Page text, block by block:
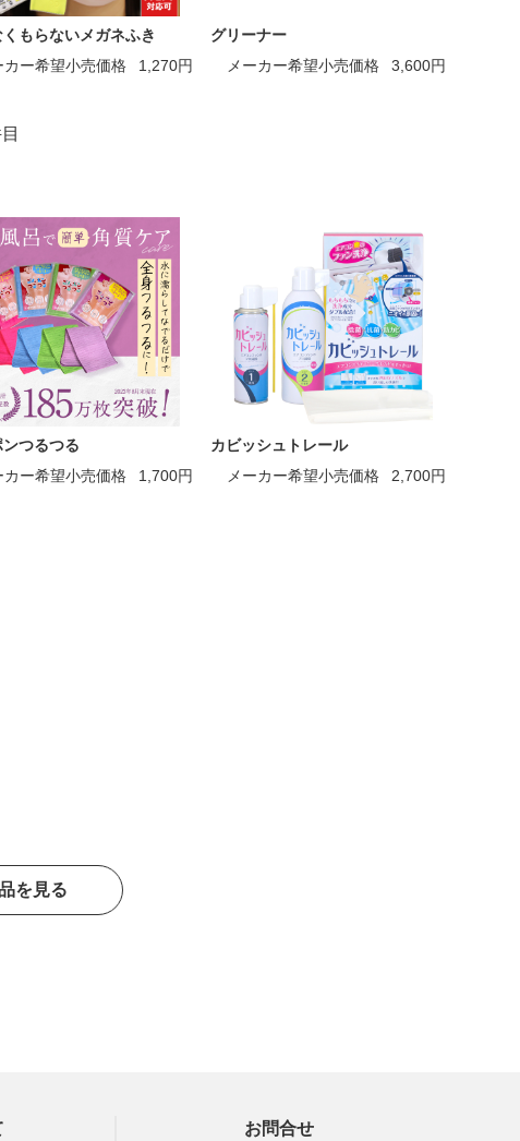
もらないメガネふき
カー希望小売価格
1,270円
グリーナー
メーカー希望小売価格
3,600円
ンつるつる
カー希望小売価格
1,700円
カビッシュトレール
メーカー希望小売価格
2,700円
を見る
お問合せ